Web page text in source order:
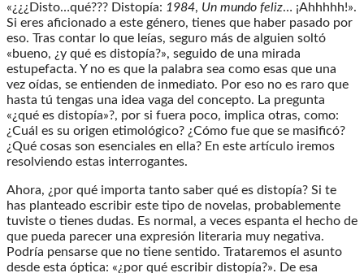
«¿¿¿Disto…qué??? Distopía: 1984, Un mundo feliz… ¡Ahhhhh!».
Si eres aficionado a este género, tienes que haber pasado por
eso. Tras contar lo que leías, seguro más de alguien soltó
«bueno, ¿y qué es distopía?», seguido de una mirada
estupefacta. Y no es que la palabra sea como esas que una
vez oídas, se entienden de inmediato. Por eso no es raro que
hasta tú tengas una idea vaga del concepto. La pregunta
«¿qué es distopía»?, por si fuera poco, implica otras, como:
¿Cuál es su origen etimológico? ¿Cómo fue que se masificó?
¿Qué cosas son esenciales en ella? En este artículo iremos
resolviendo estas interrogantes.
Ahora, ¿por qué importa tanto saber qué es distopía? Si te
has planteado escribir este tipo de novelas, probablemente
tuviste o tienes dudas. Es normal, a veces espanta el hecho de
que pueda parecer una expresión literaria muy negativa.
Podría pensarse que no tiene sentido. Trataremos el asunto
desde esta óptica: «¿por qué escribir distopía?». De esa